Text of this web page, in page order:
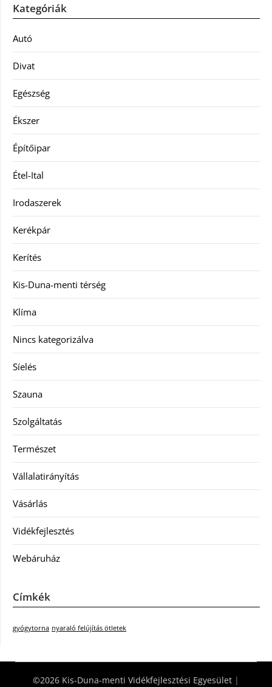
Kategóriák
Autó
Divat
Egészség
Ékszer
Építőipar
Étel-Ital
Irodaszerek
Kerékpár
Kerítés
Kis-Duna-menti térség
Klíma
Nincs kategorizálva
Síelés
Szauna
Szolgáltatás
Természet
Vállalatirányítás
Vásárlás
Vidékfejlesztés
Webáruház
Címkék
gyógytorna nyaraló felújítás ötletek
©2026 Kis-Duna-menti Vidékfejlesztési Egyesület |